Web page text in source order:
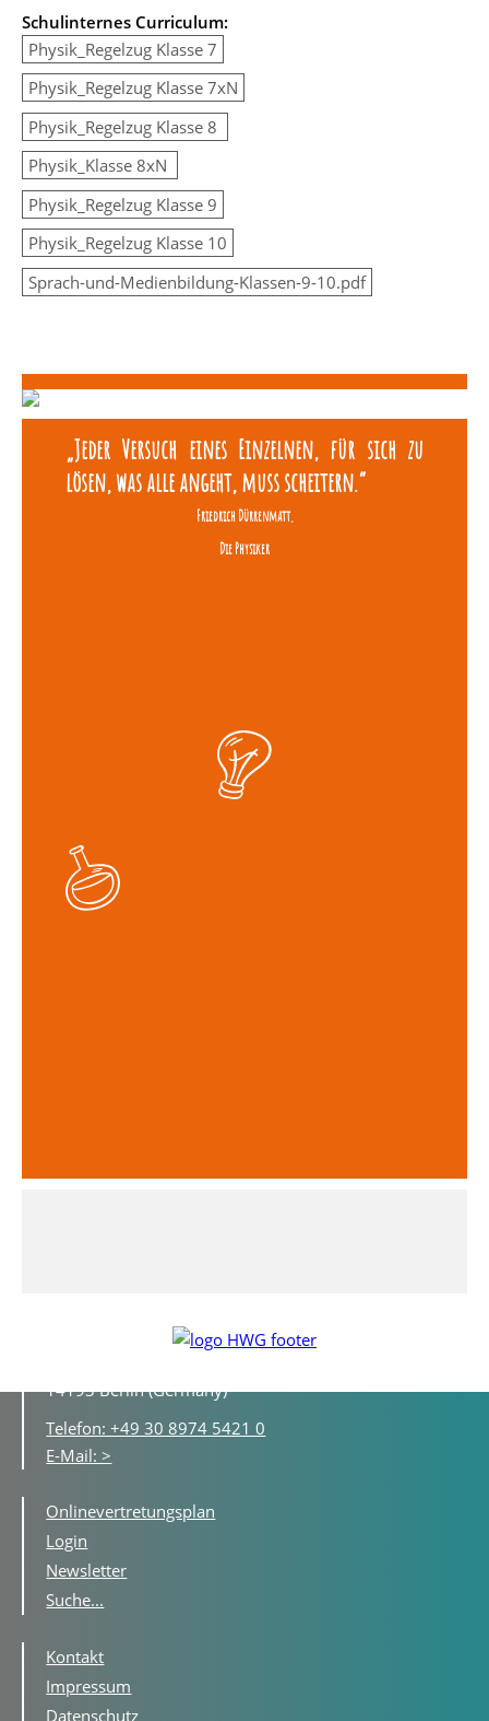
Schulinternes Curriculum:
Physik_Regelzug Klasse 7
Physik_Regelzug Klasse 7xN
Physik_Regelzug Klasse 8
Physik_Klasse 8xN
Physik_Regelzug Klasse 9
Physik_Regelzug Klasse 10
Sprach-und-Medienbildung-Klassen-9-10.pdf
„Jeder Versuch eines Einzelnen, für sich zu
lösen, was alle angeht, muss scheitern.“
Friedrich Dürrenmatt,
Die Physiker
Hildegard-Wegscheider-Gymnasium
14193 Berlin (Germany)
Telefon: +49 30 8974 5421 0
E-Mail: >
Onlinevertretungsplan
Login
Newsletter
Suche...
Kontakt
Impressum
Datenschutz